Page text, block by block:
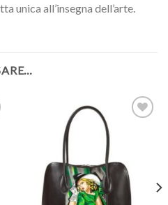
unica all’insegna dell’arte.